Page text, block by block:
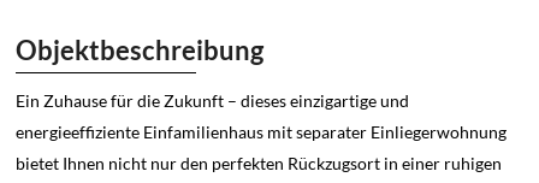
Objektbeschreibung
Ein Zuhause für die Zukunft – dieses einzigartige und
energieeffiziente Einfamilienhaus mit separater Einliegerwohnung
bietet Ihnen nicht nur den perfekten Rückzugsort in einer ruhigen